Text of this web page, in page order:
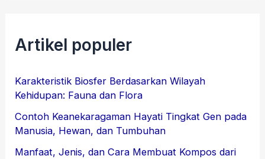
Artikel populer
Karakteristik Biosfer Berdasarkan Wilayah
Kehidupan: Fauna dan Flora
Contoh Keanekaragaman Hayati Tingkat Gen pada
Manusia, Hewan, dan Tumbuhan
Manfaat, Jenis, dan Cara Membuat Kompos dari